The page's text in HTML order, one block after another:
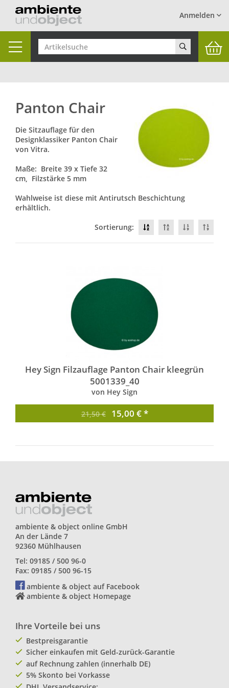
Anmelden
Toggle
navigation
Panton Chair
Die Sitzauflage für den
Designklassiker Panton Chair
von Vitra.
Maße: Breite 39 x Tiefe 32
cm, Filzstärke 5 mm
Wahlweise ist diese mit Antirutsch Beschichtung
erhältlich.
Sortierung:
Hey Sign Filzauflage Panton Chair kleegrün
5001339_40
von Hey Sign
21,50 € 15,00 € *
ambiente & object online GmbH
An der Lände 7
92360 Mühlhausen
Tel: 09185 / 500 96-0
Fax: 09185 / 500 96-15
ambiente & object auf Facebook
ambiente & object Homepage
Ihre Vorteile bei uns
Bestpreisgarantie
Sicher einkaufen mit Geld-zurück-Garantie
auf Rechnung zahlen (innerhalb DE)
5% Skonto bei Vorkasse